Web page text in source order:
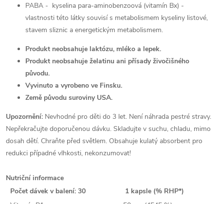
PABA - kyselina para-aminobenzoová (vitamín Bx) -
vlastnosti této látky souvisí s metabolismem kyseliny listové,
stavem sliznic a energetickým metabolismem.
Produkt neobsahuje laktózu, mléko a lepek.
Produkt neobsahuje želatinu ani přísady živočišného
původu.
Vyvinuto a vyrobeno ve Finsku.
Země původu suroviny USA.
Upozornění: Nevhodné pro děti do 3 let. Není náhrada pestré stravy.
Nepřekračujte doporučenou dávku. Skladujte v suchu, chladu, mimo
dosah dětí. Chraňte před světlem. Obsahuje kulatý absorbent pro
redukci případné vlhkosti, nekonzumovat!
Nutriční informace
Počet dávek v balení: 30
1 kapsle (% RHP*)